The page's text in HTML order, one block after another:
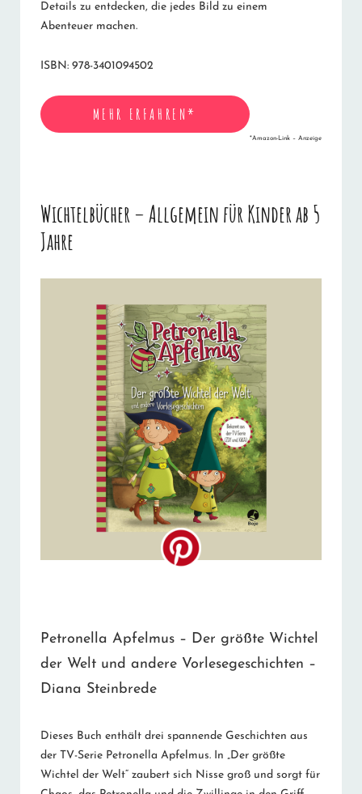
Details zu entdecken, die jedes Bild zu einem
Abenteuer machen.
ISBN: 978-3401094502
MEHR ERFAHREN*
*Amazon-Link – Anzeige
Wichtelbücher – Allgemein für Kinder ab 5
Jahre
Petronella Apfelmus – Der größte Wichtel
der Welt und andere Vorlesegeschichten –
Diana Steinbrede
Dieses Buch enthält drei spannende Geschichten aus
der TV-Serie Petronella Apfelmus. In „Der größte
Wichtel der Welt“ zaubert sich Nisse groß und sorgt für